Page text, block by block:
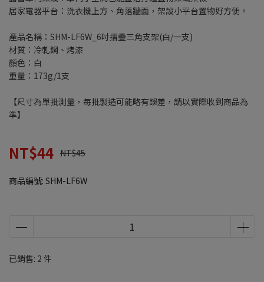
居家電器平台：洗衣機上方、角落牆面，架設小平台置物好方便。
產品名稱：SHM-LF6W_6吋摺疊三角支架(白/一支)
材質：冷軋鋼、烤漆
顏色：白
重量：173g/1支
【尺寸為單批測量，每批製造可能略有誤差，請以實際收到商品為
準】
NT$44 NT$45
商品編號: SHM-LF6W
已銷售: 2 件